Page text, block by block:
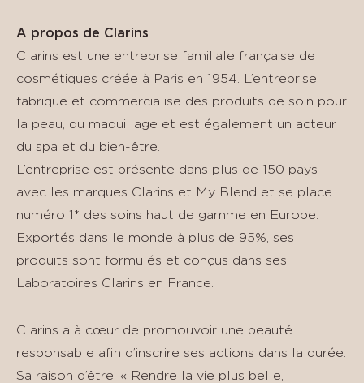
A propos de Clarins
Clarins est une entreprise familiale française de
cosmétiques créée à Paris en 1954. L’entreprise
fabrique et commercialise des produits de soin pour
la peau, du maquillage et est également un acteur
du spa et du bien-être.
L’entreprise est présente dans plus de 150 pays
avec les marques Clarins et My Blend et se place
numéro 1* des soins haut de gamme en Europe.
Exportés dans le monde à plus de 95%, ses
produits sont formulés et conçus dans ses
Laboratoires Clarins en France.
Clarins a à cœur de promouvoir une beauté
responsable afin d’inscrire ses actions dans la durée.
Sa raison d’être, « Rendre la vie plus belle,